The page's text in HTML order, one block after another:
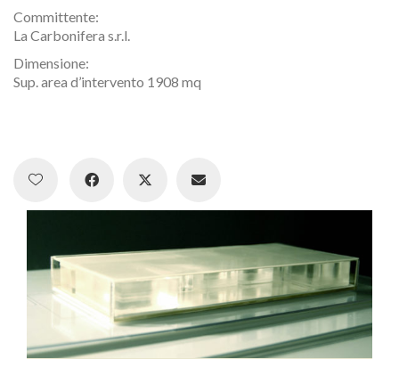
Committente:
La Carbonifera s.r.l.
Dimensione:
Sup. area d’intervento 1908 mq
FABBRICANOVE
info@fabbricanove.com
Work
Contact